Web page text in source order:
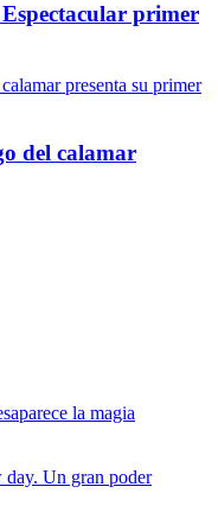
primer
del calamar
la magia
Un gran poder